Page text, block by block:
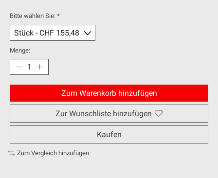
Bitte wählen Sie: *
Menge:
Zum Warenkorb hinzufügen
Zur Wunschliste hinzufügen
Kaufen
Zum Vergleich hinzufügen